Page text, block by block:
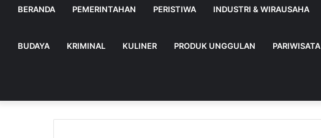
BERANDA PEMERINTAHAN PERISTIWA INDUSTRI & WIRAUSAHA
BUDAYA KRIMINAL KULINER PRODUK UNGGULAN PARIWISATA